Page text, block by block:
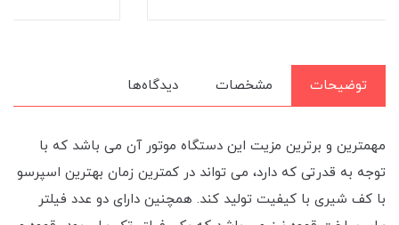
توضیحات مشخصات دیدگاه‌ها
مهمترین و برترین مزیت این دستگاه موتور آن می باشد که با
توجه به قدرتی که دارد، می تواند در کمترین زمان بهترین اسپرسو
با کف شیری با کیفیت تولید کند. همچنین دارای دو عدد فیلتر